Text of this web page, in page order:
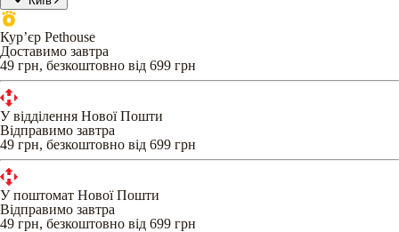
Кур’єр Pethouse
Доставимо завтра
49 грн, безкоштовно від 699 грн
У відділення Нової Пошти
Відправимо завтра
49 грн, безкоштовно від 699 грн
У поштомат Нової Пошти
Відправимо завтра
49 грн, безкоштовно від 699 грн